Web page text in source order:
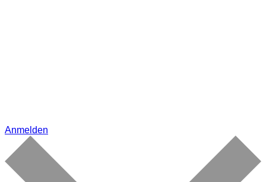
Anmelden